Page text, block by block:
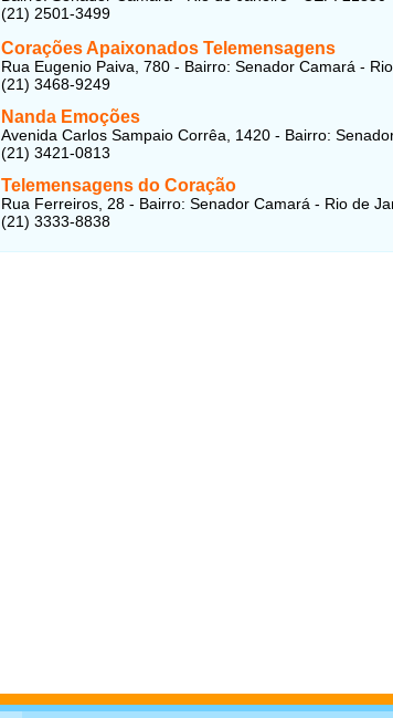
(21) 2501-3499
Corações Apaixonados Telemensagens
Rua Eugenio Paiva, 780 - Bairro: Senador Camará -
(21) 3468-9249
Nanda Emoções
Avenida Carlos Sampaio Corrêa, 1420 - Bairro:
(21) 3421-0813
Telemensagens do Coração
Rua Ferreiros, 28 - Bairro: Senador Camará - Rio de
(21) 3333-8838